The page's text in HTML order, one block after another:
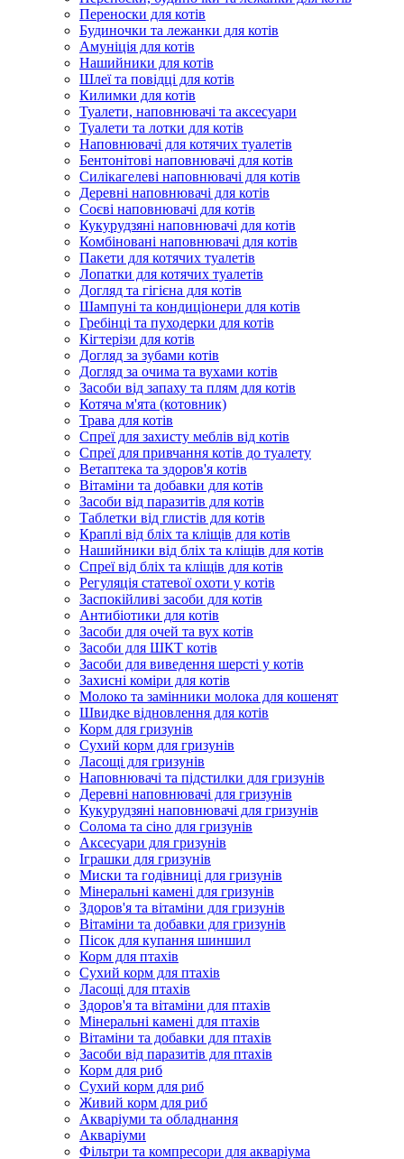
Переноски для котів
Будиночки та лежанки для котів
Амуніція для котів
Нашийники для котів
Шлеї та повідці для котів
Килимки для котів
Туалети, наповнювачі та аксесуари
Туалети та лотки для котів
Наповнювачі для котячих туалетів
Бентонітові наповнювачі для котів
Силікагелеві наповнювачі для котів
Деревні наповнювачі для котів
Соєві наповнювачі для котів
Кукурудзяні наповнювачі для котів
Комбіновані наповнювачі для котів
Пакети для котячих туалетів
Лопатки для котячих туалетів
Догляд та гігієна для котів
Шампуні та кондиціонери для котів
Гребінці та пуходерки для котів
Кігтерізи для котів
Догляд за зубами котів
Догляд за очима та вухами котів
Засоби від запаху та плям для котів
Котяча м'ята (котовник)
Трава для котів
Спреї для захисту меблів від котів
Спреї для привчання котів до туалету
Ветаптека та здоров'я котів
Вітаміни та добавки для котів
Засоби від паразитів для котів
Таблетки від глистів для котів
Краплі від бліх та кліщів для котів
Нашийники від бліх та кліщів для котів
Спреї від бліх та кліщів для котів
Регуляція статевої охоти у котів
Заспокійливі засоби для котів
Антибіотики для котів
Засоби для очей та вух котів
Засоби для ШКТ котів
Засоби для виведення шерсті у котів
Захисні коміри для котів
Молоко та замінники молока для кошенят
Швидке відновлення для котів
Корм для гризунів
Сухий корм для гризунів
Ласощі для гризунів
Наповнювачі та підстилки для гризунів
Деревні наповнювачі для гризунів
Кукурудзяні наповнювачі для гризунів
Солома та сіно для гризунів
Аксесуари для гризунів
Іграшки для гризунів
Миски та годівниці для гризунів
Мінеральні камені для гризунів
Здоров'я та вітаміни для гризунів
Вітаміни та добавки для гризунів
Пісок для купання шиншил
Корм для птахів
Сухий корм для птахів
Ласощі для птахів
Здоров'я та вітаміни для птахів
Мінеральні камені для птахів
Вітаміни та добавки для птахів
Засоби від паразитів для птахів
Корм для риб
Сухий корм для риб
Живий корм для риб
Акваріуми та обладнання
Акваріуми
Фільтри та компресори для акваріума